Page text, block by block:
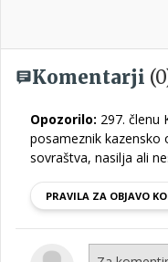
Komentarji
Opozorilo: 297. členu
posameznik kazensko
sovraštva, nasilja ali
PRAVILA ZA OBJAVO